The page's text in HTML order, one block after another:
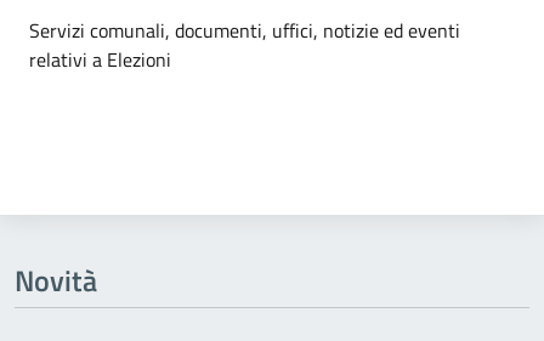
Dettagli dell'argomento
Servizi comunali, documenti, uffici, notizie ed eventi
relativi a Elezioni
Novità